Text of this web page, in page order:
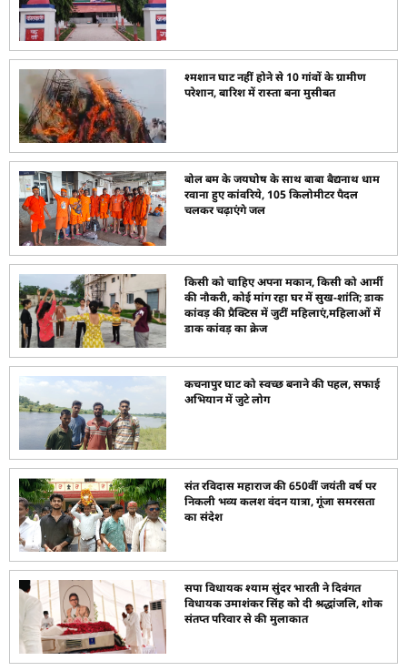
श्मशान घाट नहीं होने से 10 गांवों के ग्रामीण
परेशान, बारिश में रास्ता बना मुसीबत
बोल बम के जयघोष के साथ बाबा बैद्यनाथ धाम
रवाना हुए कांवरिये, 105 किलोमीटर पैदल
चलकर चढ़ाएंगे जल
किसी को चाहिए अपना मकान, किसी को आर्मी
की नौकरी, कोई मांग रहा घर में सुख-शांति; डाक
कांवड़ की प्रैक्टिस में जुटीं महिलाएं,महिलाओं में
डाक कांवड़ का क्रेज
कचनापुर घाट को स्वच्छ बनाने की पहल, सफाई
अभियान में जुटे लोग
संत रविदास महाराज की 650वीं जयंती वर्ष पर
निकली भव्य कलश वंदन यात्रा, गूंजा समरसता
का संदेश
सपा विधायक श्याम सुंदर भारती ने दिवंगत
विधायक उमाशंकर सिंह को दी श्रद्धांजलि, शोक
संतप्त परिवार से की मुलाकात